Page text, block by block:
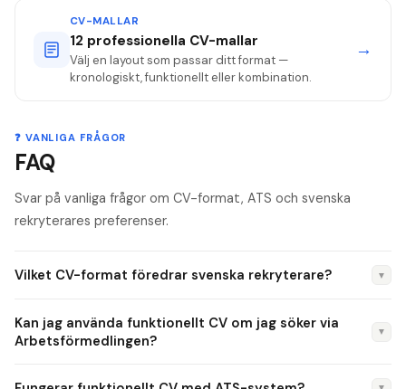
CV-MALLAR
12 professionella CV-mallar
Välj en layout som passar ditt format —
kronologiskt, funktionellt eller kombination.
→
❓ VANLIGA FRÅGOR
FAQ
Svar på vanliga frågor om CV-format, ATS och svenska
rekryterares preferenser.
Vilket CV-format föredrar svenska rekryterare? ▼
rekryterare och ATS-system är byggda för att läsa
Kan jag använda funktionellt CV om jag söker via
Arbetsförmedlingen?
▼